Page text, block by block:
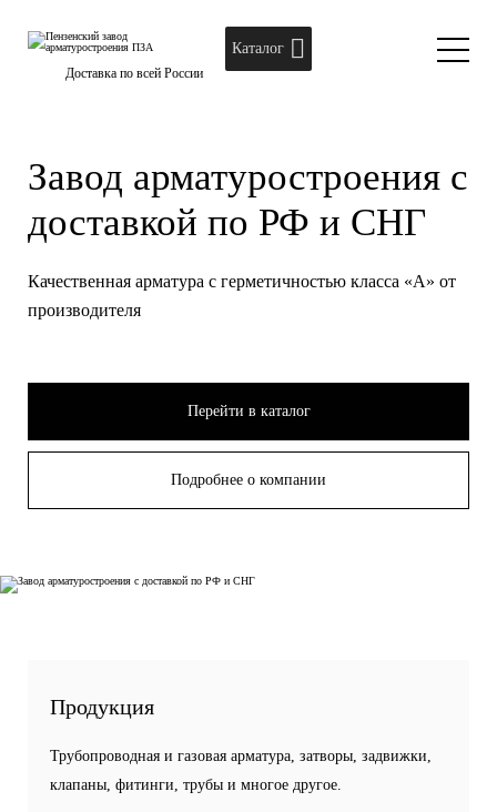
Доставка по всей России
Каталог
Завод арматуростроения с
доставкой по РФ и СНГ
Качественная арматура с герметичностью класса «А» от
производителя
Перейти в каталог
Подробнее о компании
Продукция
Трубопроводная и газовая арматура, затворы, задвижки,
клапаны, фитинги, трубы и многое другое.